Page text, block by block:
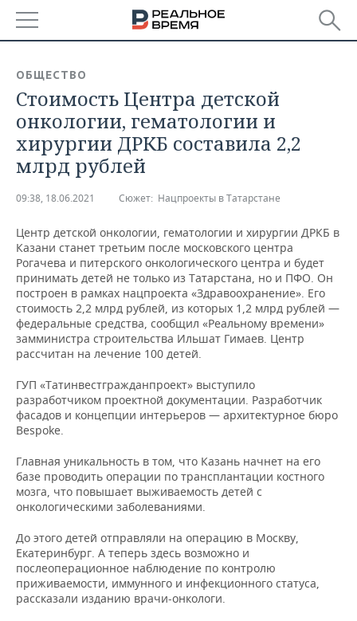
БАШКОРТОСТАН
ТАТАРСТАН
УДМУРТИЯ
НОВОСТИ
АНАЛИТИКА
НОВОСТИ АНАЛИТИКИ
ДЕКЛАРАЦИИ О ДОХОДАХ
КОРОЛИ ГОСЗАКАЗА ПФО
ВУЗЫ ТАТАРСТАНА
КОМУ ПРИНАДЛЕЖАТ
ТОРГОВЫЕ ЦЕНТРЫ
ТАТАРСТАНА
ЭКОНОМИКА
НОВОСТИ ЭКОНОМИКИ
ФИНАНСЫ
БАНКИ
БЮДЖЕТ
ИНВЕСТИЦИИ
ПРОМЫШЛЕННОСТЬ
НОВОСТИ
ПРОМЫШЛЕННОСТИ
АГРОПРОМ
МАШИНОСТРОЕНИЕ
НЕФТЕХИМИЯ
НЕФТЬ
ОПК
ЭНЕРГЕТИКА
НЕДВИЖИМОСТЬ
НОВОСТИ НЕДВИЖИМОСТИ
АВТО
НОВОСТИ АВТО
БИЗНЕС
НОВОСТИ БИЗНЕСА
РОЗНИЧНАЯ ТОРГОВЛЯ
ТРАНСПОРТ
УСЛУГИ
ТЕХНОЛОГИИ
НОВОСТИ ТЕХНОЛОГИЙ
IT
МЕДИА
ТЕЛЕКОММУНИКАЦИИ
МЕРОПРИЯТИЯ
НОВОСТИ МЕРОПРИЯТИЙ
ВЫЕЗДНАЯ РЕДАКЦИЯ
БИЗНЕС-БРАНЧИ
ONLINE-КОНФЕРЕНЦИИ
ОТКРЫТАЯ ЛЕКЦИЯ
СПОРТ
НОВОСТИ СПОРТА
ФУТБОЛ
ХОККЕЙ
БАСКЕТБОЛ
ВОЛЕЙБОЛ
ОБЩЕСТВО
НОВОСТИ ОБЩЕСТВА
ВЛАСТЬ
ИНФРАСТРУКТУРА
ИСТОРИЯ
ФОТОГАЛЕРЕЯ
СЮЖЕТЫ
СПРАВОЧНИК
СПИСОК ПЕРСОН
ПОЛНАЯ ВЕРСИЯ
ОБЩЕСТВО
Стоимость Центра детской
онкологии, гематологии и
хирургии ДРКБ составила 2,2
млрд рублей
09:38, 18.06.2021 Сюжет: Нацпроекты в Татарстане
Центр детской онкологии, гематологии и хирургии ДРКБ в
Казани станет третьим после московского центра
Рогачева и питерского онкологического центра и будет
принимать детей не только из Татарстана, но и ПФО. Он
построен в рамках нацпроекта «Здравоохранение». Его
стоимость 2,2 млрд рублей, из которых 1,2 млрд рублей —
федеральные средства, сообщил «Реальному времени»
замминистра строительства Ильшат Гимаев. Центр
рассчитан на лечение 100 детей.
ГУП «Татинвестгражданпроект» выступило
разработчиком проектной документации. Разработчик
фасадов и концепции интерьеров — архитектурное бюро
Bespoke.
Главная уникальность в том, что Казань начнет на его
базе проводить операции по трансплантации костного
мозга, что повышает выживаемость детей с
онкологическими заболеваниями.
До этого детей отправляли на операцию в Москву,
Екатеринбург. А теперь здесь возможно и
послеоперационное наблюдение по контролю
приживаемости, иммунного и инфекционного статуса,
рассказали изданию врачи-онкологи.